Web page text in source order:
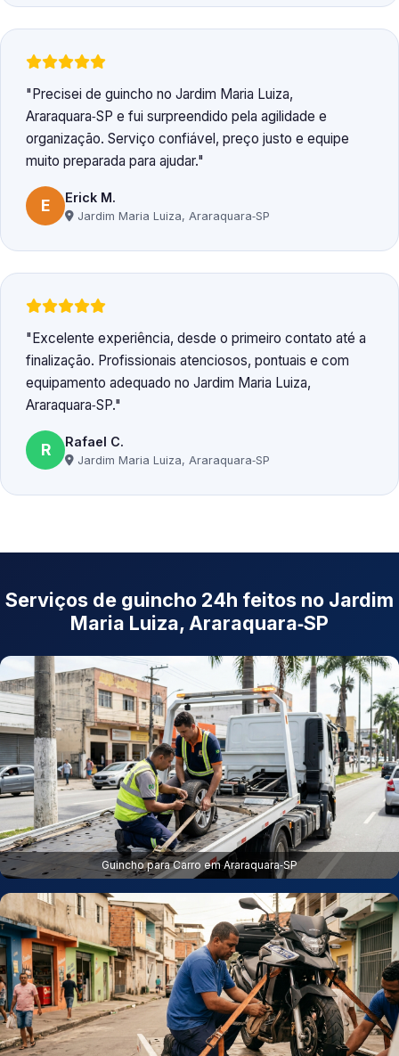
Precisei de guincho no Jardim Maria Luiza,
Araraquara‑SP e fui surpreendido pela agilidade e
organização. Serviço confiável, preço justo e equipe
muito preparada para ajudar.
E Erick M.
Jardim Maria Luiza, Araraquara‑SP
Excelente experiência, desde o primeiro contato até a
finalização. Profissionais atenciosos, pontuais e com
equipamento adequado no Jardim Maria Luiza,
Araraquara‑SP.
R Rafael C.
Jardim Maria Luiza, Araraquara‑SP
Serviços de guincho 24h feitos no Jardim
Maria Luiza, Araraquara‑SP
Guincho para Carro em Araraquara‑SP